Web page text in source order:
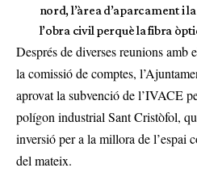
nord, l’àrea d’aparcament i
l’obra civil perquè la fibra
Després de diverses reunions amb
la comissió de comptes,
aprovat la subvenció de l’IVACE
polígon industrial Sant Cristòfol,
inversió per a la millora de l’espai
del mateix.